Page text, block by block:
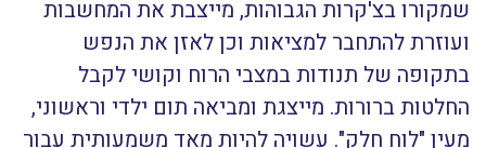
שמקורו בצ'קרות הגבוהות, מייצבת את המחשבות
ועוזרת להתחבר למציאות וכן לאזן את הנפש
בתקופה של תנודות במצבי הרוח וקושי לקבל
החלטות ברורות. מייצגת ומביאה תום ילדי וראשוני,
מעין "לוח חלק". עשויה להיות מאד משמעותית עבור